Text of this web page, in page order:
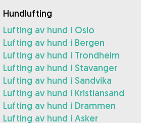
Hundlufting
Lufting av hund i Oslo
Lufting av hund i Bergen
Lufting av hund i Trondheim
Lufting av hund i Stavanger
Lufting av hund i Sandvika
Lufting av hund i Kristiansand
Lufting av hund i Drammen
Lufting av hund i Asker